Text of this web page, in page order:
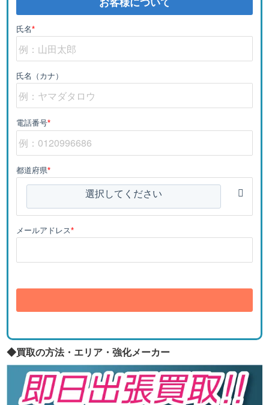
氏名*
氏名（カナ）
電話番号*
都道府県*
選択してください
メールアドレス*
◆買取の方法・エリア・強化メーカー